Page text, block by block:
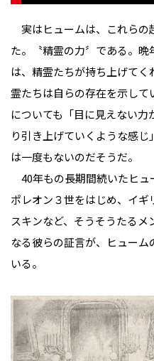
実はヒュームは、これらの
た。〝精霊の力〞である。
は、精霊たちが持ち上げて
霊たちは自らの存在を示し
についても「目に見えない力
り引き上げていくような感
は一度もないのだそうだ。
40年もの長期間続いたヒュ
ポレオン３世をはじめ、イ
スキンなど、そうそうたる
なる彼らの証言が、ヒュー
いる。